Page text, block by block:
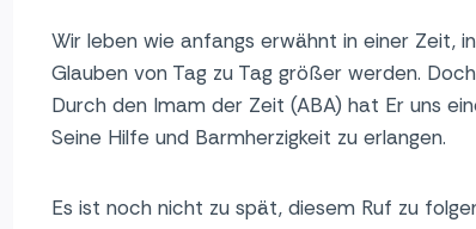
Wir leben wie anfangs erwähnt in einer Zeit,
Glauben von Tag zu Tag größer werden.
Durch den Imam der Zeit (ABA) hat Er uns
Seine Hilfe und Barmherzigkeit zu erlangen.
Es ist noch nicht zu spät, diesem Ruf zu